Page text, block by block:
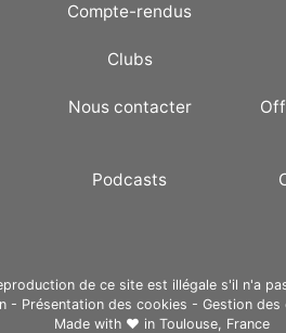
Compte-rendus
Clubs
Nous contacter
Podcasts
de ce site est illégale s'il n'a
- Présentation des cookies - Gestion des
Made with ❤ in Toulouse, France